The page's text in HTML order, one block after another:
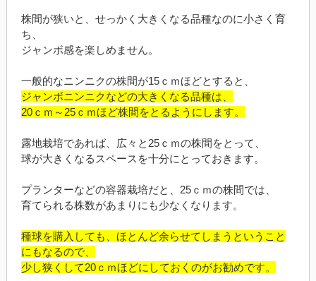
株間が狭いと、せっかく大きくなる品種なのに小さく育
ち、
ジャンボ感を楽しめません。
一般的なニンニクの株間が15ｃｍほどとすると、
ジャンボニンニクなどの大きくなる品種は、
20ｃｍ～25ｃｍほど株間をとるようにします。
露地栽培であれば、広々と25ｃｍの株間をとって、
球が大きくなるスペースを十分にとっておきます。
プランターなどの容器栽培だと、25ｃｍの株間では、
育てられる株数があまりにも少なくなります。
種球を購入しても、ほとんど余らせてしまうということ
にもなるので、
少し狭くして20ｃｍほどにしておくのがお勧めです。